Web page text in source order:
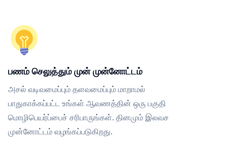
பணம் செலுத்தும் முன் முன்னோட்டம்
அசல் வடிவமைப்பும் தளவமைப்பும் மாறாமல்
பாதுகாக்கப்பட்ட உங்கள் ஆவணத்தின் ஒரு பகுதி
மொழிபெயர்ப்பைச் சரிபாருங்கள். தினமும் இலவச
முன்னோட்டம் வழங்கப்படுகிறது.